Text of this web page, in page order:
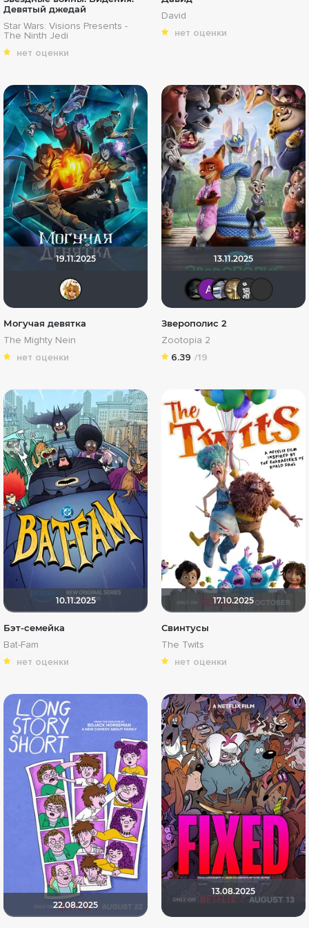
Девятый джедай
Star Wars: Visions Presents -
The Ninth Jedi
нет оценки
David
нет оценки
19.11.2025
Могучая девятка
The Mighty Nein
нет оценки
13.11.2025
xrockx
Зверополис 2
Zootopia 2
6.39 /19
10.11.2025
Бэт-семейка
Bat-Fam
нет оценки
17.10.2025
Свинтусы
The Twits
нет оценки
22.08.2025
13.08.2025